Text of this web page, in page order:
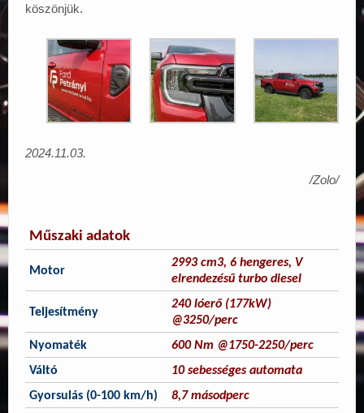
köszönjük.
2024.11.03.
/Zolo/
Műszaki adatok
Motor
2993 cm3, 6 hengeres, V
elrendezésű turbo diesel
Teljesítmény
240 lóerő (177kW)
@3250/perc
Nyomaték
600 Nm @1750-2250/perc
Váltó
10 sebességes automata
Gyorsulás (0-100 km/h)
8,7 másodperc